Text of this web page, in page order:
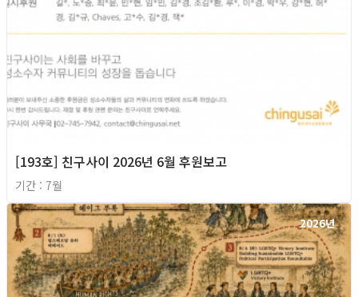
[193호] 친구사이 2026년 6월 후원보고
기간 : 7월
2026년